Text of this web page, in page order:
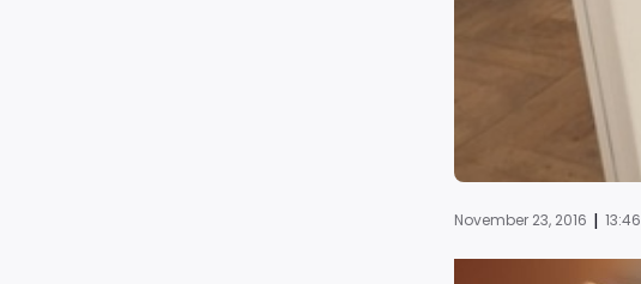
November 23, 2016 | 13:46